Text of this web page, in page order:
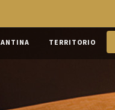
TERRITORIO